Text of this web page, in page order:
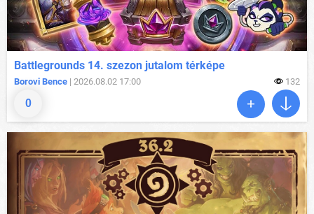
0
Battlegrounds 14. szezon jutalom térképe
Borovi Bence | 2026.08.02 17:00 132